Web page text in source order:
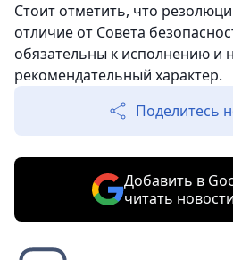
Стоит отметить, что
отличие от Совета
обязательны к исполнению и
рекомендательный характер.
Поделитесь
Добавить в
читать